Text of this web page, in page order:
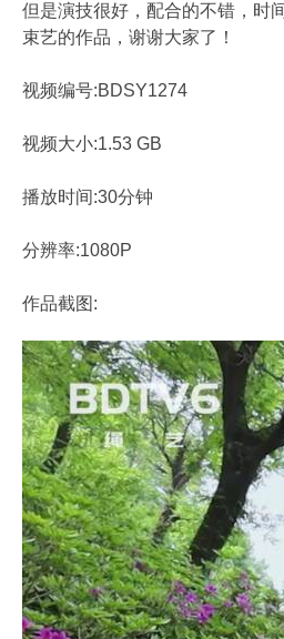
但是演技很好，配合的不错，时
束艺的作品，谢谢大家了！
视频编号:BDSY1274
视频大小:1.53 GB
播放时间:30分钟
分辨率:1080P
作品截图: